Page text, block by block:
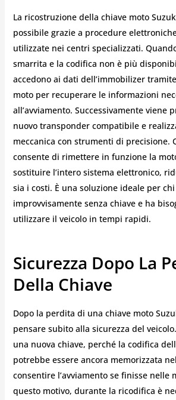
La ricostruzione della chiave moto
possibile grazie a procedure
utilizzate nei centri specializzati.
smarrita e la codifica non è più
accedono ai dati dell’immobilizer
moto per recuperare le informazioni
all’avviamento. Successivamente viene
nuovo transponder compatibile e
meccanica con strumenti di precisione.
consente di rimettere in funzione la
sostituire l’intero sistema elettronico,
sia i costi. È una soluzione ideale per
improvvisamente senza chiave e ha
utilizzare il veicolo in tempi rapidi.
Sicurezza Dopo La
Della Chiave
Dopo la perdita di una chiave moto
pensare subito alla sicurezza del
una nuova chiave, perché la codifica
potrebbe essere ancora memorizzata
consentire l’avviamento se finisse nelle
questo motivo, durante la ricodifica è